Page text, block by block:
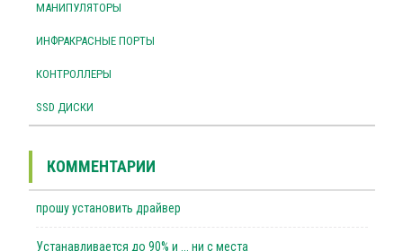
МАНИПУЛЯТОРЫ
ИНФРАКРАСНЫЕ ПОРТЫ
КОНТРОЛЛЕРЫ
SSD ДИСКИ
КОММЕНТАРИИ
прошу установить драйвер
Устанавливается до 90% и ... ни с места